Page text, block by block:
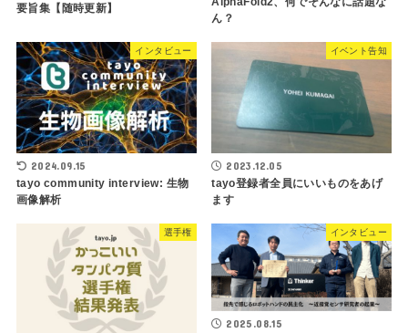
要旨集【随時更新】
ん？
インタビュー
2024.09.15
tayo community interview: 生物
画像解析
イベント告知
2023.12.05
tayo登録者全員にいいものをあげ
ます
選手権 インタビュー
2025.08.15